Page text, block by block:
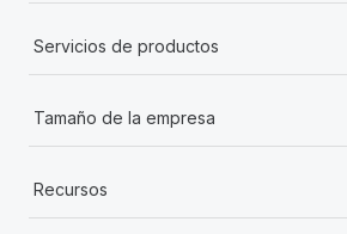
Servicios de productos
Tamaño de la empresa
Recursos